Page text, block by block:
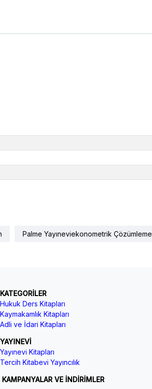
Palme Yayıneviekonometrik Çözümleme
KATEGORİLER
Hukuk Ders Kitapları
Kaymakamlık Kitapları
Adli ve İdari Kitapları
YAYINEVİ
Yayınevi Kitapları
Tercih Kitabevi Yayıncılık
KAMPANYALAR VE İNDİRİMLER